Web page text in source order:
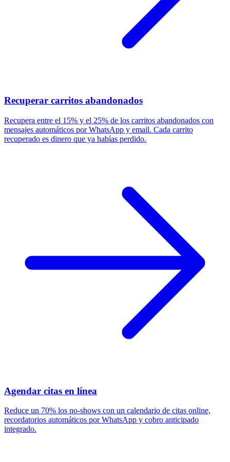
Recuperar carritos abandonados
Recupera entre el 15% y el 25% de los carritos abandonados con
mensajes automáticos por WhatsApp y email. Cada carrito
recuperado es dinero que ya habías perdido.
Agendar citas en línea
Reduce un 70% los no-shows con un calendario de citas online,
recordatorios automáticos por WhatsApp y cobro anticipado
integrado.